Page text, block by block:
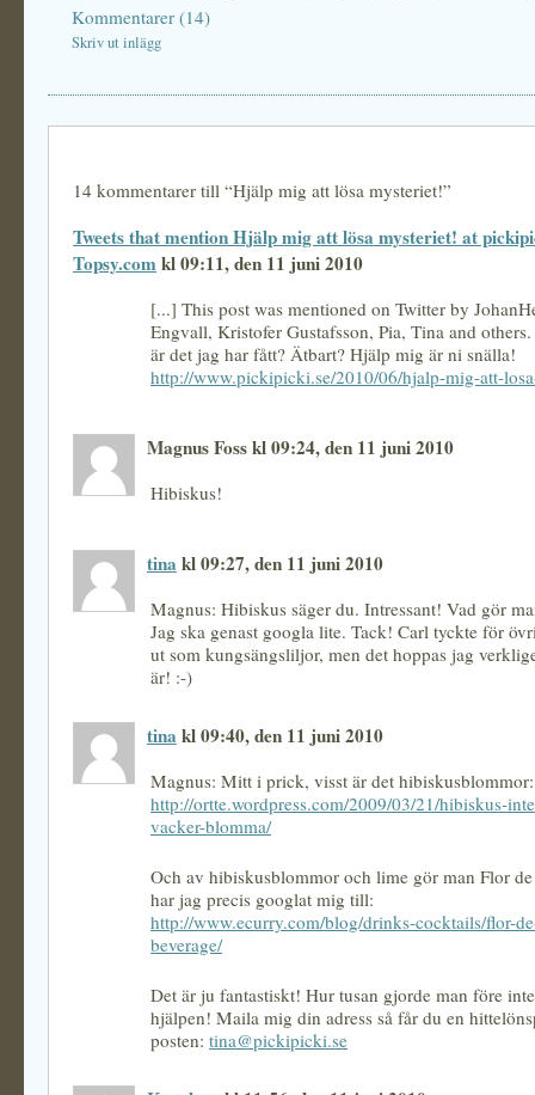
Kommentarer (14)
Skriv ut inlägg
14 kommentarer till “Hjälp mig att lösa mysteriet!”
Tweets that mention Hjälp mig att lösa mysteriet! at
Topsy.comkl 09:11, den 11 juni 2010
[...] This post was mentioned on Twitter by
Engvall, Kristofer Gustafsson, Pia, Tina and
är det jag har fått? Ätbart? Hjälp mig är ni snälla!
http://www.pickipicki.se/2010/06/hjalp-mig-att-
Magnus Foss kl 09:24, den 11 juni 2010
Hibiskus!
tina kl 09:27, den 11 juni 2010
Magnus: Hibiskus säger du. Intressant! Vad gör
Jag ska genast googla lite. Tack! Carl tyckte för
ut som kungsängsliljor, men det hoppas jag
är! :-)
tina kl 09:40, den 11 juni 2010
Magnus: Mitt i prick, visst är det hibiskusblommor:
http://ortte.wordpress.com/2009/03/21/hibiskus-
vacker-blomma/
Och av hibiskusblommor och lime gör man Flor de
har jag precis googlat mig till:
http://www.ecurry.com/blog/drinks-cocktails/flor-
beverage/
Det är ju fantastiskt! Hur tusan gjorde man före
hjälpen! Maila mig din adress så får du en
posten: tina@pickipicki.se